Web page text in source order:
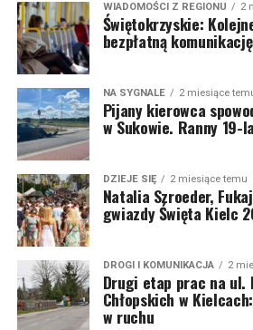
WIADOMOŚCI Z REGIONU 2
Świętokrzyskie:
bezpłatną
NA SYGNALE 2 miesiące
Pijany kierowca
w Sukowie. Ranny 19-
DZIEJE SIĘ 2 miesiące temu
Natalia Szroeder,
gwiazdy Święta Kielc
DROGI I KOMUNIKACJA 2
Drugi etap prac na ul.
Chłopskich w
w ruchu